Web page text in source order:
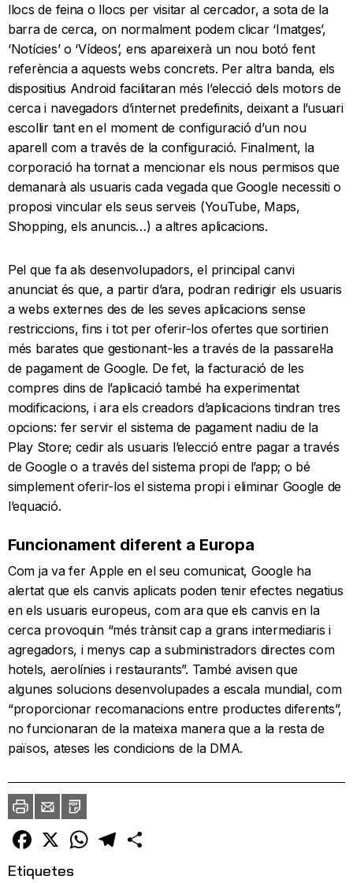
llocs de feina o llocs per visitar al cercador, a sota de la
barra de cerca, on normalment podem clicar ‘Imatges’,
‘Notícies’ o ‘Vídeos’, ens apareixerà un nou botó fent
referència a aquests webs concrets. Per altra banda, els
dispositius Android facilitaran més l’elecció dels motors de
cerca i navegadors d’internet predefinits, deixant a l’usuari
escollir tant en el moment de configuració d’un nou
aparell com a través de la configuració. Finalment, la
corporació ha tornat a mencionar els nous permisos que
demanarà als usuaris cada vegada que Google necessiti o
proposi vincular els seus serveis (YouTube, Maps,
Shopping, els anuncis…) a altres aplicacions.
Pel que fa als desenvolupadors, el principal canvi
anunciat és que, a partir d’ara, podran redirigir els usuaris
a webs externes des de les seves aplicacions sense
restriccions, fins i tot per oferir-los ofertes que sortirien
més barates que gestionant-les a través de la passarel·la
de pagament de Google. De fet, la facturació de les
compres dins de l’aplicació també ha experimentat
modificacions, i ara els creadors d’aplicacions tindran tres
opcions: fer servir el sistema de pagament nadiu de la
Play Store; cedir als usuaris l’elecció entre pagar a través
de Google o a través del sistema propi de l’app; o bé
simplement oferir-los el sistema propi i eliminar Google de
l’equació.
Funcionament diferent a Europa
Com ja va fer Apple en el seu comunicat, Google ha
alertat que els canvis aplicats poden tenir efectes negatius
en els usuaris europeus, com ara que els canvis en la
cerca provoquin “més trànsit cap a grans intermediaris i
agregadors, i menys cap a subministradors directes com
hotels, aerolínies i restaurants”. També avisen que
algunes solucions desenvolupades a escala mundial, com
“proporcionar recomanacions entre productes diferents”,
no funcionaran de la mateixa manera que a la resta de
països, ateses les condicions de la DMA.
ImprimirEnvia
un
amic
PDF
Facebook
X WhatsAppTelegram
Etiquetes